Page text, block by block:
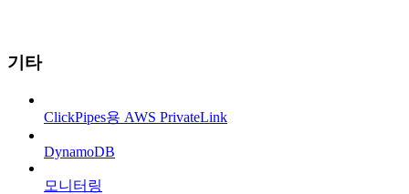
기타
ClickPipes용 AWS PrivateLink
DynamoDB
모니터링